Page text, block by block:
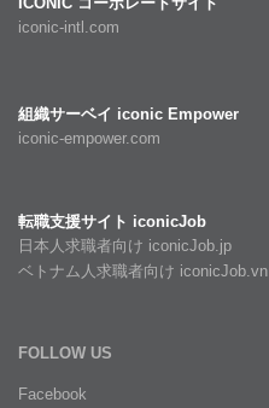
iconic-intl.com
組織サーベイ iconic Empower
iconic-empower.com
転職支援サイト iconicJob
日本人求職者向け iconicJob.jp
ベトナム人求職者向け iconicJob.vn
FOLLOW US
Facebook